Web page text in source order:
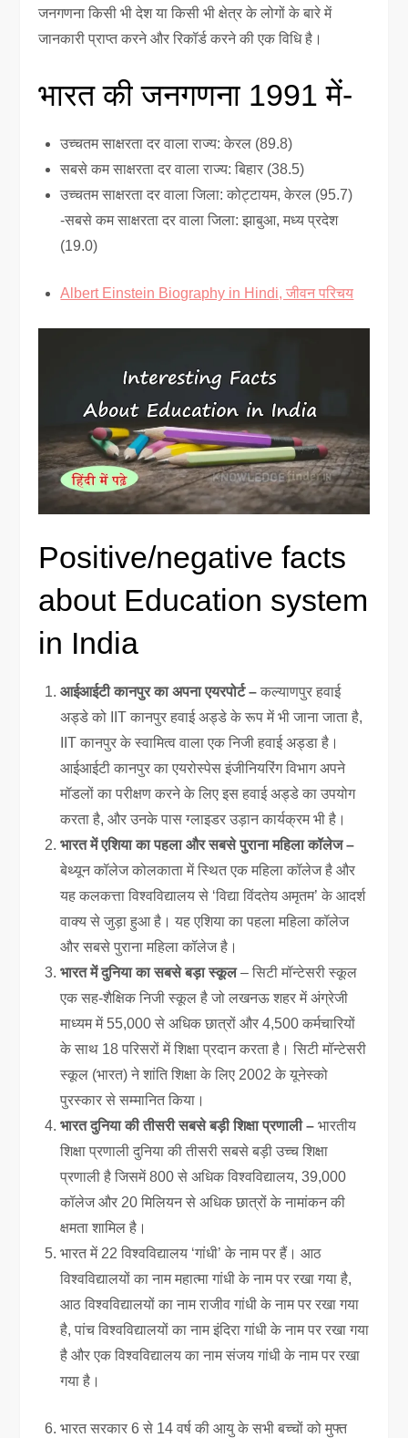
जनगणना किसी भी देश या किसी भी क्षेत्र के लोगों के बारे में
जानकारी प्राप्त करने और रिकॉर्ड करने की एक विधि है।
भारत की जनगणना 1991 में-
उच्चतम साक्षरता दर वाला राज्य: केरल (89.8)
सबसे कम साक्षरता दर वाला राज्य: बिहार (38.5)
उच्चतम साक्षरता दर वाला जिला: कोट्टायम, केरल (95.7)
-सबसे कम साक्षरता दर वाला जिला: झाबुआ, मध्य प्रदेश
(19.0)
Albert Einstein Biography in Hindi, जीवन परिचय
Positive/negative facts
about Education system
in India
आईआईटी कानपुर का अपना एयरपोर्ट –कल्याणपुर हवाई
अड्डे को IIT कानपुर हवाई अड्डे के रूप में भी जाना जाता है,
IIT कानपुर के स्वामित्व वाला एक निजी हवाई अड्डा है।
आईआईटी कानपुर का एयरोस्पेस इंजीनियरिंग विभाग अपने
मॉडलों का परीक्षण करने के लिए इस हवाई अड्डे का उपयोग
करता है, और उनके पास ग्लाइडर उड़ान कार्यक्रम भी है।
भारत में एशिया का पहला और सबसे पुराना महिला कॉलेज –
बेथ्यून कॉलेज कोलकाता में स्थित एक महिला कॉलेज है और
यह कलकत्ता विश्वविद्यालय से ‘विद्या विंदतेय अमृतम’ के आदर्श
वाक्य से जुड़ा हुआ है। यह एशिया का पहला महिला कॉलेज
और सबसे पुराना महिला कॉलेज है।
भारत में दुनिया का सबसे बड़ा स्कूल– सिटी मॉन्टेसरी स्कूल
एक सह-शैक्षिक निजी स्कूल है जो लखनऊ शहर में अंग्रेजी
माध्यम में 55,000 से अधिक छात्रों और 4,500 कर्मचारियों
के साथ 18 परिसरों में शिक्षा प्रदान करता है। सिटी मॉन्टेसरी
स्कूल (भारत) ने शांति शिक्षा के लिए 2002 के यूनेस्को
पुरस्कार से सम्मानित किया।
भारत दुनिया की तीसरी सबसे बड़ी शिक्षा प्रणाली –भारतीय
शिक्षा प्रणाली दुनिया की तीसरी सबसे बड़ी उच्च शिक्षा
प्रणाली है जिसमें 800 से अधिक विश्वविद्यालय, 39,000
कॉलेज और 20 मिलियन से अधिक छात्रों के नामांकन की
क्षमता शामिल है।
भारत में 22 विश्वविद्यालय ‘गांधी’ के नाम पर हैं। आठ
विश्वविद्यालयों का नाम महात्मा गांधी के नाम पर रखा गया है,
आठ विश्वविद्यालयों का नाम राजीव गांधी के नाम पर रखा गया
है, पांच विश्वविद्यालयों का नाम इंदिरा गांधी के नाम पर रखा गया
है और एक विश्वविद्यालय का नाम संजय गांधी के नाम पर रखा
गया है।
भारत सरकार 6 से 14 वर्ष की आयु के सभी बच्चों को मुफ्त